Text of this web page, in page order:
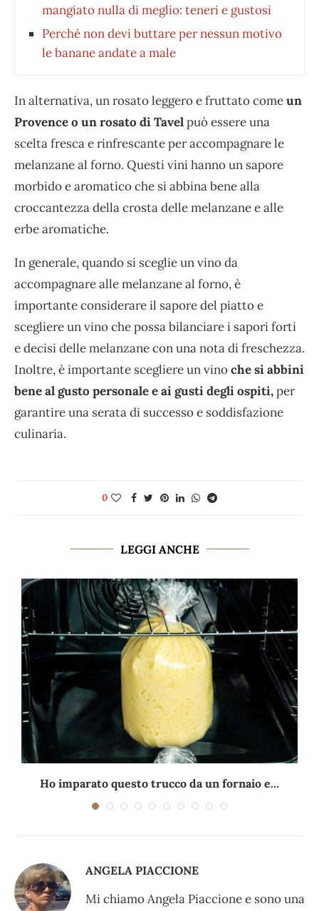
mangiato nulla di meglio: teneri e gustosi
Perché non devi buttare per nessun motivo
le banane andate a male
In alternativa, un rosato leggero e fruttato comeun
Provence o un rosato di Tavelpuò essere una
scelta fresca e rinfrescante per accompagnare le
melanzane al forno. Questi vini hanno un sapore
morbido e aromatico che si abbina bene alla
croccantezza della crosta delle melanzane e alle
erbe aromatiche.
In generale, quando si sceglie un vino da
accompagnare alle melanzane al forno, è
importante considerare il sapore del piatto e
scegliere un vino che possa bilanciare i sapori forti
e decisi delle melanzane con una nota di freschezza.
Inoltre, è importante scegliere un vinoche si abbini
bene al gusto personale e ai gusti degli ospiti,per
garantire una serata di successo e soddisfazione
culinaria.
0
LEGGI ANCHE
Ho imparato questo trucco da un fornaio e...
ANGELA PIACCIONE
Mi chiamo Angela Piaccione e sono una